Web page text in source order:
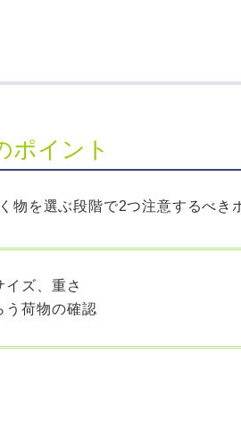
ポイント
物を選ぶ段階で2つ注意するべき
イズ、重さ
う荷物の確認